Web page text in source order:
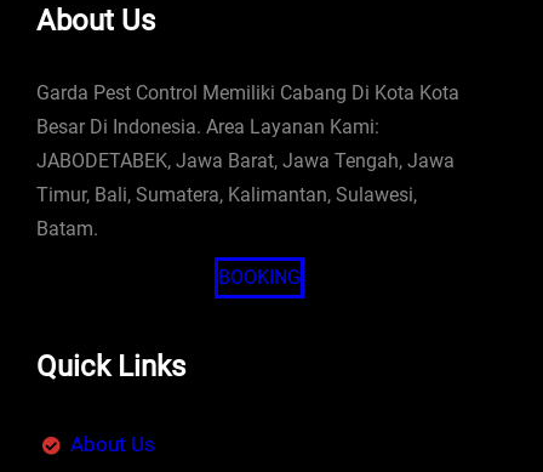
About Us
Garda Pest Control Memiliki Cabang Di Kota Kota
Besar Di Indonesia. Area Layanan Kami:
JABODETABEK, Jawa Barat, Jawa Tengah, Jawa
Timur, Bali, Sumatera, Kalimantan, Sulawesi,
Batam.
BOOKING
Quick Links
About Us